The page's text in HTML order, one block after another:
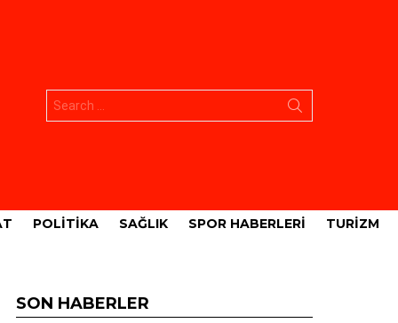
POLITIKA SAĞLIK SPOR HABERLERI TURIZM
SON HABERLER